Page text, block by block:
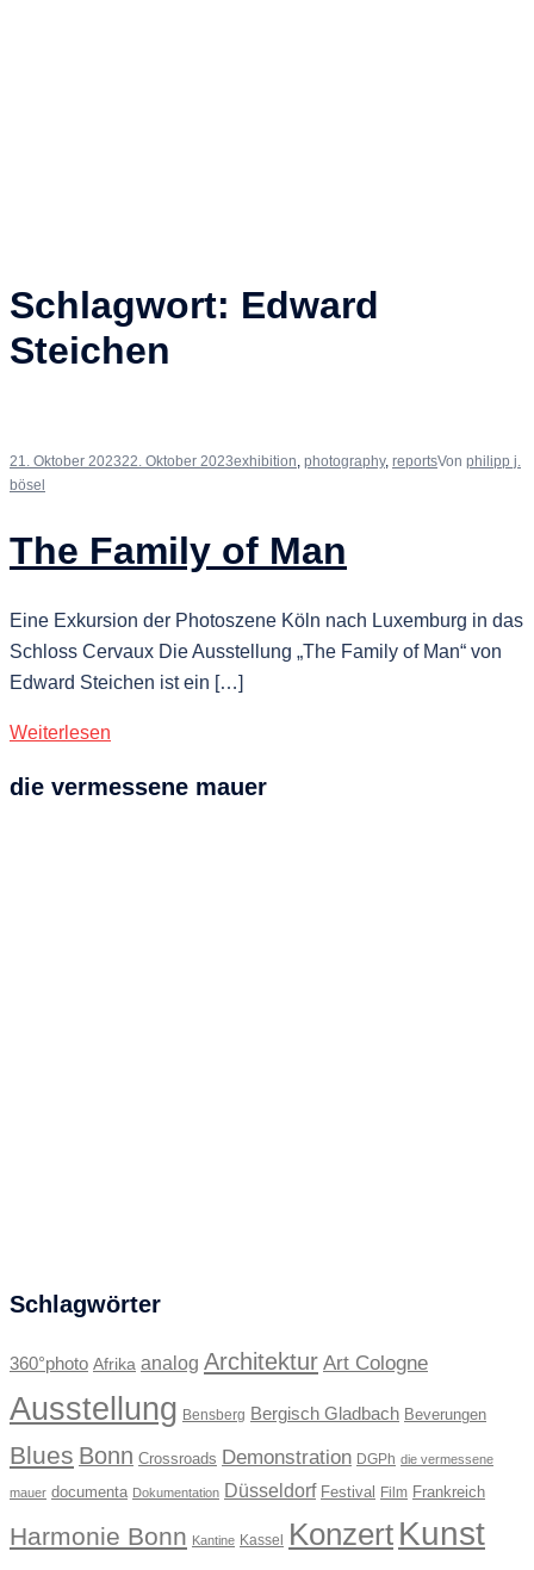
Schlagwort: Edward
Steichen
21. Oktober 202322. Oktober 2023exhibition, photography, reportsVon philipp j.
bösel
The Family of Man
Eine Exkursion der Photoszene Köln nach Luxemburg in das
Schloss Cervaux Die Ausstellung „The Family of Man“ von
Edward Steichen ist ein […]
Weiterlesen
die vermessene mauer
Schlagwörter
360°photo Afrika analog Architektur Art Cologne
Ausstellung Bensberg Bergisch Gladbach Beverungen
Blues Bonn Crossroads Demonstration DGPh die vermessene
mauer documenta Dokumentation Düsseldorf Festival Film Frankreich
Harmonie Bonn Kantine Kassel Konzert Kunst